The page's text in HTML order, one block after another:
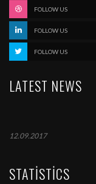
FOLLOW US
FOLLOW US
FOLLOW US
LATEST NEWS
12.09.2017
STATISTICS